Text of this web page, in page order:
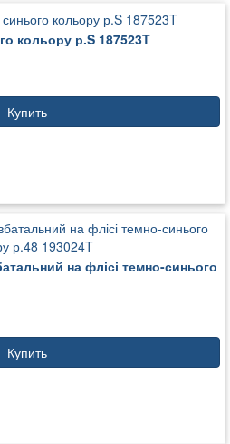
кольору р.S 187523T
Купить
на флісі темно-синього
Купить